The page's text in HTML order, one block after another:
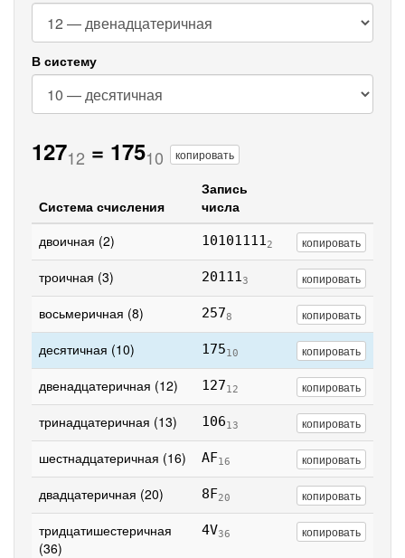
В систему
12712 = 17510 копировать
Система счисления
Запись
числа
двоичная (2)
101011112 копировать
троичная (3) 201113 копировать
восьмеричная (8) 2578 копировать
десятичная (10) 17510 копировать
двенадцатеричная (12) 12712 копировать
тринадцатеричная (13) 10613 копировать
шестнадцатеричная (16) AF16 копировать
двадцатеричная (20) 8F20 копировать
тридцатишестеричная
(36)
4V36 копировать